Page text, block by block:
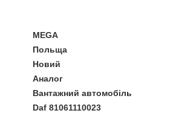
MEGA
Польща
Новий
Аналог
Вантажний автомобіль
Daf 81061110023